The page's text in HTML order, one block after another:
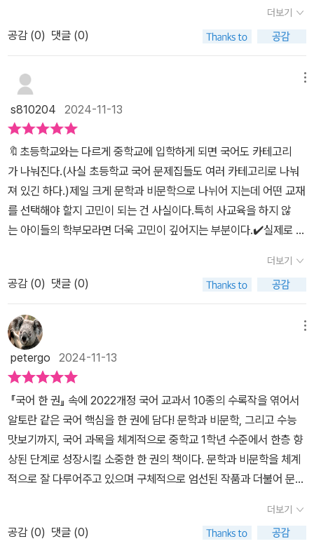
함께 이야기도 하며 더 꼼꼼하게읽을 수가 있어서 좋았어요.중간에
은율, 비윤, 상징 이라는 말을 통해미리 감을 익히는 방식도 너무 좋았
도서협찬 #창비 #국어한권 #중학생추천 #국어공부#문학 #초등추
천 #
어 좋은 기회로 가제본 책을 보았습니다.내년 중등부터 디지털교과서
로 바뀌는 과목 중에 국어는없어서 다행이지만, 공통으로 사용했던
국어가 중학교 교과서는 학교마다 다 달라서 걱정이 더 되고있습니
다.《국어 한 권:중1 문학,비문학》책은 22개정 중학 국어 교과서 집필
진이 국어 수업 평가에서 중요한 바탕이 되는 성취기준을 반영, 선정
하여 담으셨다고 합니다.이 책에서는 문학, 비문학 뿐만 아니라 수능
맛보기 문제와 해설이 있어서 예비 중등 뿐만이 아니라 국어가 어려
운 중,고등학생들에게도 너무 좋은 참고가 되는 책이 될 것 입니다. 비
문학보다 문학을 더 어려워 하는 친구들이 이 책을 보고 꼭! 국어의 자
신감을 찾으시길 바랍니다.우리 아이들도 화이팅!! 하자~♥가제본으
로 받아 본 《국어 한 권》이 본책으로는 문학과 비문학이 따로 나누어
져서 출판되었습니다. 그래서 더 풍성한 정보가 많을거라 본책도 꼭
보고 싶습니다.- 창비교육 @changbiedu_book 로 부터 도서를 협
찬 받아 직접 읽고 주관적으로 작성한 서평입니다. -
더보기
공감 (0) 댓글 (0)
s810204 2024-11-13
🔖초등학교와는 다르게 중학교에 입학하게 되면 국어도 카테고리
가 나눠진다.(사실 초등학교 국어 문제집들도 여러 카테고리로 나눠
져 있긴 하다.)제일 크게 문학과 비문학으로 나뉘어 지는데 어떤 교재
를 선택해야 할지 고민이 되는 건 사실이다.특히 사교육을 하지 않
는 아이들의 학부모라면 더욱 고민이 깊어지는 부분이다.✔️실제로 예
BS 교재를 구입하여 풀어보는 걸로 국어를 대신 했었다.중학교 입학
을 앞두고 미리 풀어봐야 할 것 같아 서점에 가서 여러 교재를 둘러보
았지만 눈에 확 들어오는 교재들이 없어서 고심하던 차에 창비교육에
서 새로 국어 교재가 출간 예정이라는 이야기를 듣고 가제본 서평단
에 신청 하였다.​이 교재의 장점은 국어 교과서에 수록되어 있는 도서
들이 기재되어 있고 국어 교과서 집필진이 참여하여 만든 교재이다.
또한 내신 문제부터 수능 문제까지 맛볼 수 있는 문제집이다.무엇보
다 시중에 판매되고 있는 문제집과는 다른 분위기로 전혀 문제집스럽
지가 않다는 것이 제일 큰 장점이 아닐까 생각한다.그러다보니 뭔
가 공부를 한다는 생각이 들지 않을 만큼 술술 읽히는 것이 어찌보
면 가볍게 책 한권 읽는다는 느낌이 들 수도 있을지 모른다.📚초등학
교에서 중학교로 넘어가는 중요한 시기에 쉽게 읽고 나의 생각을 정
리하여 서술하는 연습을 할 수 있는 교재라는 생각이 든다.#국어한권
#문학비문학#창비교육#국어교과서집필진참여#내신부터수능까지
더보기
공감 (0) 댓글 (0)
petergo 2024-11-13
『국어 한 권』 속에 2022개정 국어 교과서 10종의 수록작을 엮어서
알토란 같은 국어 핵심을 한 권에 담다! 문학과 비문학, 그리고 수능
맛보기까지, 국어 과목을 체계적으로 중학교 1학년 수준에서 한층 향
상된 단계로 성장시킬 소중한 한 권의 책이다. 문학과 비문학을 체계
적으로 잘 다루어주고 있으며 구체적으로 엄선된 작품과 더불어 문학
품에서 ‘요약’이라는 주제에 걸맞게 핵심을 쉽게 알려주고 있다. 끝으
로 수능 맛보기를 통해 꾸준히 향해갈 국어 학습의 방향을 잘 제시해
더보기
공감 (0) 댓글 (0)